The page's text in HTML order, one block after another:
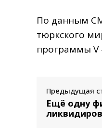
По данным
тюркского
программы V
Предыдущая
Ещё одну